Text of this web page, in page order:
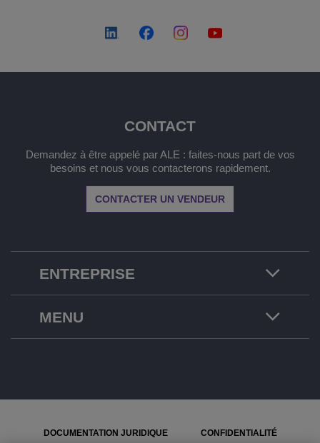
ENTREPRISE
CONTACT
Demandez à être appelé par ALE : faites-nous part de vos
besoins et nous vous contacterons rapidement.
CONTACTER UN VENDEUR
MENU
DOCUMENTATION JURIDIQUE CONFIDENTIALITÉ